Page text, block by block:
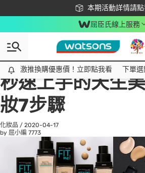
本期活動詳情請
下載app最高回饋
屈臣氏線上服務
激推換購優惠價！立即點我看
激推換購優惠價！立即點我看 下單
All
話題趨勢
秒速上手的天生
妝7步驟
化妝品 / 2020-04-17
by 屈小編 7773